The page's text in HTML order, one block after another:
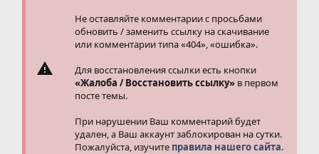
Не оставляйте комментарии с просьбами
обновить / заменить ссылку на скачивание
или комментарии типа «404», «ошибка».
Для восстановления ссылки есть кнопки
«Жалоба / Восстановить ссылку» в первом
посте темы.
При нарушении Ваш комментарий будет
удален, а Ваш аккаунт заблокирован на сутки.
Пожалуйста, изучите правила нашего сайта.